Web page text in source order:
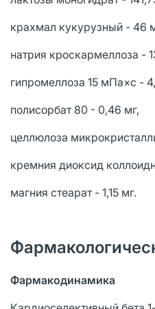
крахмал кукурузный - 46
натрия кроскармеллоза -
гипромеллоза 15 мПа×с -
полисорбат 80 - 0,46 мг,
целлюлоза
кремния диоксид
магния стеарат - 1,15 мг.
Фармакодинамика